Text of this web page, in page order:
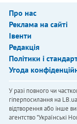
Про нас
Реклама на сайті
Івенти
Редакція
Політики і
Угода
У разі повного чи
гіперпосилання на
відтворення або інше
агентство "Українськi